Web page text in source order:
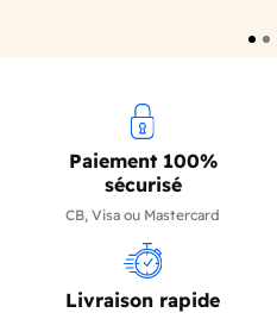
Paiement 100%
sécurisé
CB, Visa ou Mastercard
Livraison rapide